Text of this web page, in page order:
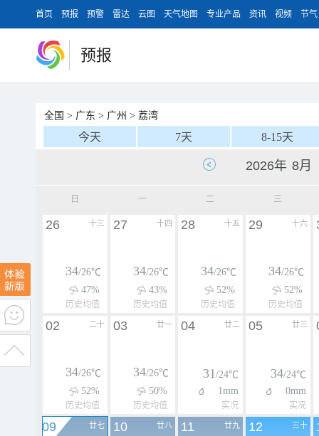
首页 预报 预警 雷达 云图 天气地图 专业产品 资讯 视频 节气
预报
全国 > 广东 > 广州 > 荔湾
今天 7天 8-15天
日 一 二 三
十三
26
34/26℃
47%
历史均值
十四
27
34/26℃
43%
历史均值
十五
28
34/26℃
52%
历史均值
十六
29
34/26℃
52%
历史均值
二十
02
34/26℃
52%
历史均值
廿一
03
34/26℃
50%
历史均值
廿二
04
31/24℃
1mm
实况
廿三
05
34/24℃
0mm
实况
廿七
09 廿八
10 廿九
11 三十
12